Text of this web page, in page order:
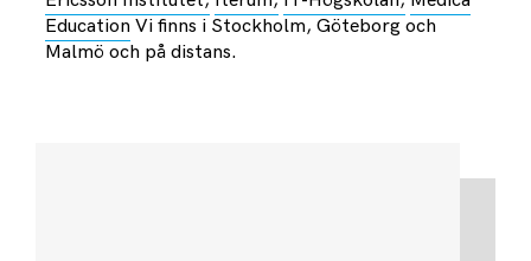
Education Vi finns i Stockholm, Göteborg och
Malmö och på distans.